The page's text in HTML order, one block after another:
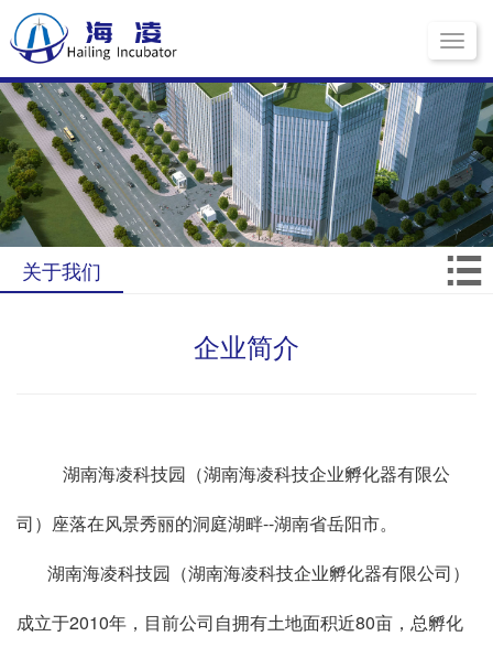
关于我们
企业简介
湖南海凌科技园（湖南海凌科技企业孵化器有限公
司）座落在风景秀丽的洞庭湖畔--湖南省岳阳市。
湖南海凌科技园（湖南海凌科技企业孵化器有限公司）
成立于2010年，目前公司自拥有土地面积近80亩，总孵化
Toggle